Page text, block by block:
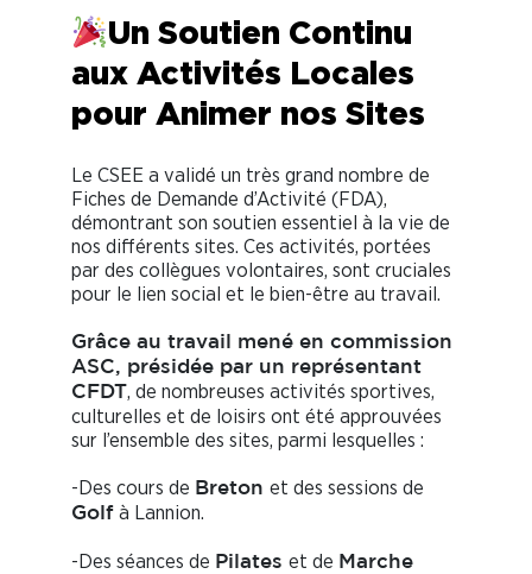
Un Soutien Continu
aux Activités Locales
pour Animer nos Sites
Le CSEE a validé un très grand nombre de
Fiches de Demande d’Activité (FDA),
démontrant son soutien essentiel à la vie de
nos différents sites. Ces activités, portées
par des collègues volontaires, sont cruciales
pour le lien social et le bien-être au travail.
Grâce au travail mené en commission
ASC, présidée par un représentant
CFDT , de nombreuses activités sportives,
culturelles et de loisirs ont été approuvées
sur l’ensemble des sites, parmi lesquelles :
-Des cours de Breton et des sessions de
Golf à Lannion.
-Des séances de Pilates et de Marche